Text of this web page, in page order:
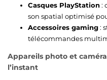
Casques PlayStation:
son spatial optimisé
Accessoires gaming:
télécommandes
Appareils photo et
l’instant